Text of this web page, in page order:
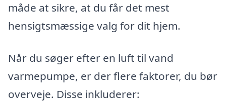
måde at sikre, at du får det mest
hensigtsmæssige valg for dit hjem.
Når du søger efter en luft til vand
varmepumpe, er der flere faktorer, du bør
overveje. Disse inkluderer: